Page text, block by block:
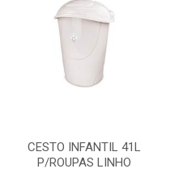
CESTO INFANTIL 41L
P/ROUPAS LINHO